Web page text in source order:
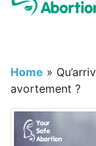
Home »
avortement ?